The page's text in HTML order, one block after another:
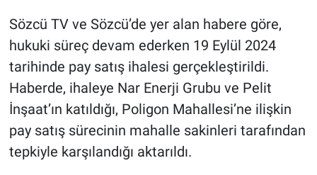
Sözcü TV ve Sözcü’de yer alan habere göre,
hukuki süreç devam ederken 19 Eylül 2024
tarihinde pay satış ihalesi gerçekleştirildi.
Haberde, ihaleye Nar Enerji Grubu ve Pelit
İnşaat’ın katıldığı, Poligon Mahallesi’ne ilişkin
pay satış sürecinin mahalle sakinleri tarafından
tepkiyle karşılandığı aktarıldı.